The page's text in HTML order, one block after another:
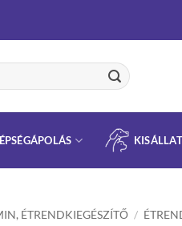
KISÁLLAT
ÉTRENDKIEGÉSZÍTŐ /